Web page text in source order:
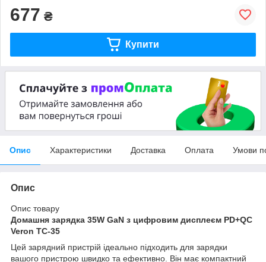
677 ₴
Купити
Опис Характеристики Доставка Оплата Умови
Опис
Опис товару
Домашня зарядка 35W GaN з цифровим дисплеєм PD+QC
Veron TC-35
Цей зарядний пристрій ідеально підходить для зарядки
вашого пристрою швидко та ефективно. Він має компактний